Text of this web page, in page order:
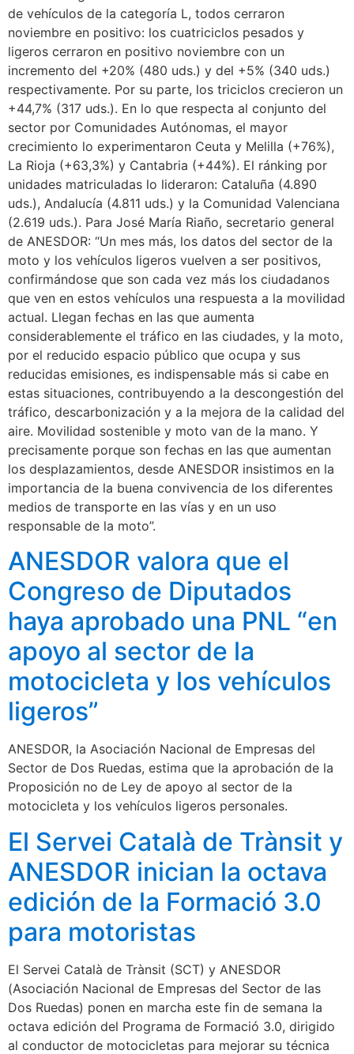
de vehículos de la categoría L, todos cerraron
noviembre en positivo: los cuatriciclos pesados y
ligeros cerraron en positivo noviembre con un
incremento del +20% (480 uds.) y del +5% (340 uds.)
respectivamente. Por su parte, los triciclos crecieron un
+44,7% (317 uds.). En lo que respecta al conjunto del
sector por Comunidades Autónomas, el mayor
crecimiento lo experimentaron Ceuta y Melilla (+76%),
La Rioja (+63,3%) y Cantabria (+44%). El ránking por
unidades matriculadas lo lideraron: Cataluña (4.890
uds.), Andalucía (4.811 uds.) y la Comunidad Valenciana
(2.619 uds.). Para José María Riaño, secretario general
de ANESDOR: “Un mes más, los datos del sector de la
moto y los vehículos ligeros vuelven a ser positivos,
confirmándose que son cada vez más los ciudadanos
que ven en estos vehículos una respuesta a la movilidad
actual. Llegan fechas en las que aumenta
considerablemente el tráfico en las ciudades, y la moto,
por el reducido espacio público que ocupa y sus
reducidas emisiones, es indispensable más si cabe en
estas situaciones, contribuyendo a la descongestión del
tráfico, descarbonización y a la mejora de la calidad del
aire. Movilidad sostenible y moto van de la mano. Y
precisamente porque son fechas en las que aumentan
los desplazamientos, desde ANESDOR insistimos en la
importancia de la buena convivencia de los diferentes
medios de transporte en las vías y en un uso
responsable de la moto”.
ANESDOR valora que el
Congreso de Diputados
haya aprobado una PNL “en
apoyo al sector de la
motocicleta y los vehículos
ligeros”
ANESDOR, la Asociación Nacional de Empresas del
Sector de Dos Ruedas, estima que la aprobación de la
Proposición no de Ley de apoyo al sector de la
motocicleta y los vehículos ligeros personales.
El Servei Català de Trànsit y
ANESDOR inician la octava
edición de la Formació 3.0
para motoristas
El Servei Català de Trànsit (SCT) y ANESDOR
(Asociación Nacional de Empresas del Sector de las
Dos Ruedas) ponen en marcha este fin de semana la
octava edición del Programa de Formació 3.0, dirigido
al conductor de motocicletas para mejorar su técnica